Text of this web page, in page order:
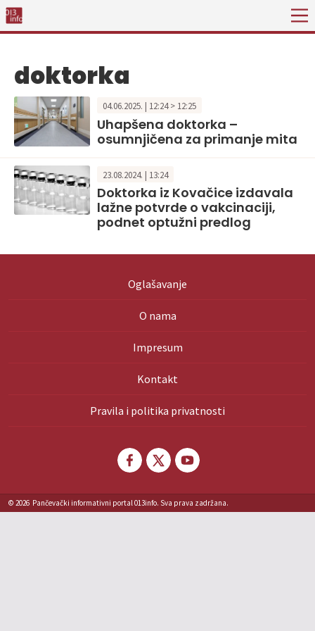
doktorka
04.06.2025. | 12:24 > 12:25
Uhapšena doktorka –
osumnjičena za primanje mita
23.08.2024. | 13:24
Doktorka iz Kovačice izdavala
lažne potvrde o vakcinaciji,
podnet optužni predlog
Oglašavanje
O nama
Impresum
Kontakt
Pravila i politika privatnosti
© 2026 Pančevački informativni portal 013info. Sva prava zadržana.